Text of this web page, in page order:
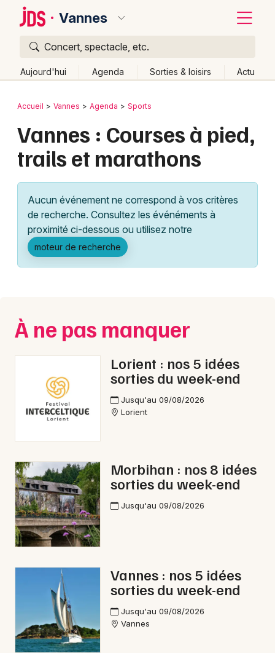
Vannes
Concert, spectacle, etc.
Aujourd'hui Agenda Sorties & loisirs Actu
Publier un événement
Grands événements
Activité & Expérience
Manifestations
Foires & salons
Concerts
Sports
Soirées
Sorties famille
Sorties & loisirs
Courses dans le Morbihan
Courses en Bretagne
Newsletter des sorties
Artistes en tournée
Bordeaux
Colmar
Lille
Lyon
Marseille
Mulhouse
Nice
Paris
Strasbourg
Toulouse
Retour
Accueil Vannes Agenda Sports
Vannes : Courses à pied,
trails et marathons
Aucun événement ne correspond à vos critères
de recherche. Consultez les événéments à
proximité ci-dessous ou utilisez notre
moteur de recherche
À ne pas manquer
Lorient : nos 5 idées
sorties du week-end
Jusqu'au 09/08/2026
Lorient
Morbihan : nos 8 idées
sorties du week-end
Jusqu'au 09/08/2026
Vannes : nos 5 idées
sorties du week-end
Jusqu'au 09/08/2026
Vannes
Quoi ?
Où ?
Partout
Près de moi Changer de lieu
Quand ?
Effacer les dates
Aujourd'hui
Demain Ce week-end Autre